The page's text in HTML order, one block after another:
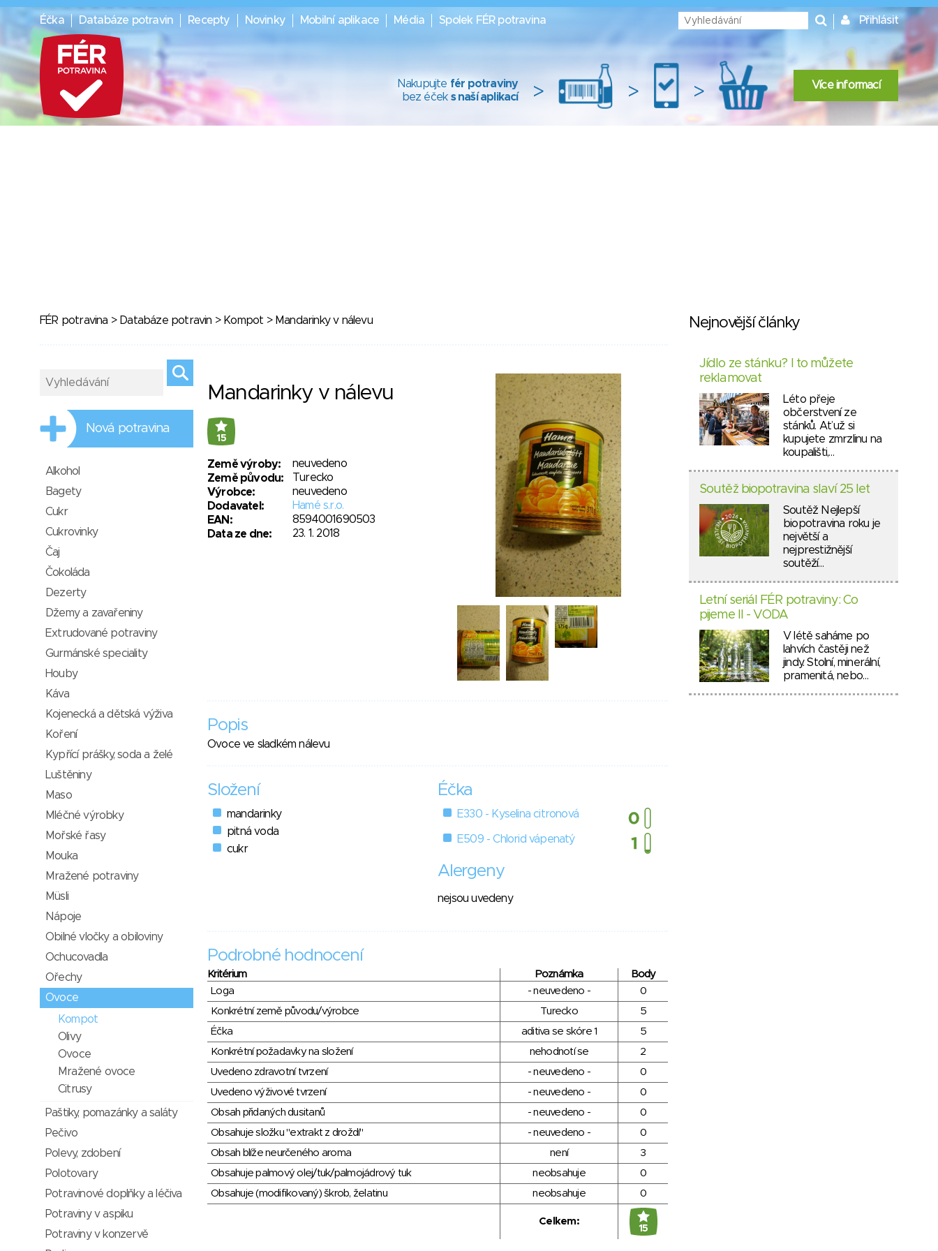
Éčka Databáze potravin Recepty Novinky Mobilní aplikace Média Spolek FÉR potravina Přihlásit
Nakupujte fér potraviny
bez éček s naší aplikací > > > Více informací
FÉR potravina > Databáze potravin > Kompot > Mandarinky v nálevu
Mandarinky v nálevu
15
Země výroby:
neuvedeno
Země původu:
Turecko
Výrobce:
neuvedeno
Dodavatel:
Hamé s.r.o.
EAN:
8594001690503
Data ze dne:
23. 1. 2018
Popis
Ovoce ve sladkém nálevu
Složení
mandarinky
pitná voda
cukr
Éčka
E330 - Kyselina citronová
E509 - Chlorid vápenatý
Alergeny
nejsou uvedeny
Podrobné hodnocení
Kritérium Poznámka
Body
Loga
- neuvedeno -
0
Konkrétní země původu/výrobce
Turecko
5
Éčka
aditiva se skóre 1
5
Konkrétní požadavky na složení
nehodnotí se
2
Uvedeno zdravotní tvrzení
- neuvedeno -
0
Uvedeno výživové tvrzení
- neuvedeno -
0
Obsah přidaných dusitanů
- neuvedeno -
0
Obsahuje složku "extrakt z droždí"
- neuvedeno -
0
Obsah blíže neurčeného aroma
není
3
Obsahuje palmový olej/tuk/palmojádrový tuk
neobsahuje
0
Obsahuje (modifikovaný) škrob, želatinu
neobsahuje 0
Celkem:
15
Nová potravina
Alkohol
Bagety
Cukr
Cukrovinky
Čaj
Čokoláda
Dezerty
Džemy a zavařeniny
Extrudované potraviny
Gurmánské speciality
Houby
Káva
Kojenecká a dětská výživa
Koření
Kypřící prášky, soda a želé
Luštěniny
Maso
Mléčné výrobky
Mořské řasy
Mouka
Mražené potraviny
Müsli
Nápoje
Obilné vločky a obiloviny
Ochucovadla
Ořechy
Ovoce
Kompot
Olivy
Ovoce
Mražené ovoce
Citrusy
Paštiky, pomazánky a saláty
Pečivo
Polevy, zdobení
Polotovary
Potravinové doplňky a léčiva
Potraviny v aspiku
Potraviny v konzervě
Nejnovější články
Jídlo ze stánku? I to můžete
reklamovat
Léto přeje
občerstvení ze
stánků. Ať už si
kupujete zmrzlinu na
koupališti,…
Soutěž biopotravina slaví 25 let
Soutěž Nejlepší
biopotravina roku je
největší a
nejprestižnější
soutěží…
Letní seriál FÉR potraviny: Co
pijeme II - VODA
V létě saháme po
lahvích častěji než
jindy. Stolní, minerální,
pramenitá, nebo…